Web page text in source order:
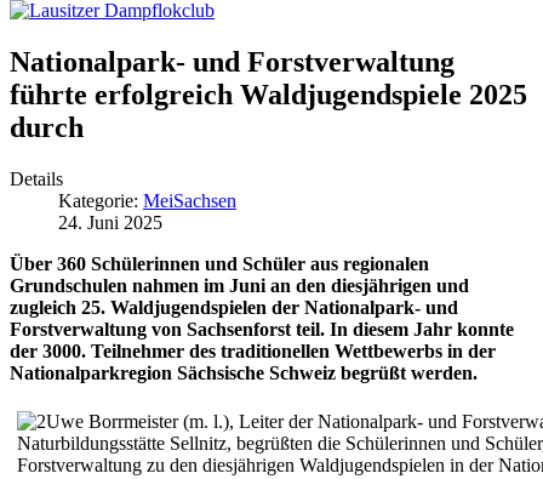
Nationalpark- und Forstverwaltung
führte erfolgreich Waldjugendspiele 2025
durch
Details
Kategorie: MeiSachsen
24. Juni 2025
Über 360 Schülerinnen und Schüler aus regionalen
Grundschulen nahmen im Juni an den diesjährigen und
zugleich 25. Waldjugendspielen der Nationalpark- und
Forstverwaltung von Sachsenforst teil. In diesem Jahr konnte
der 3000. Teilnehmer des traditionellen Wettbewerbs in der
Nationalparkregion Sächsische Schweiz begrüßt werden.